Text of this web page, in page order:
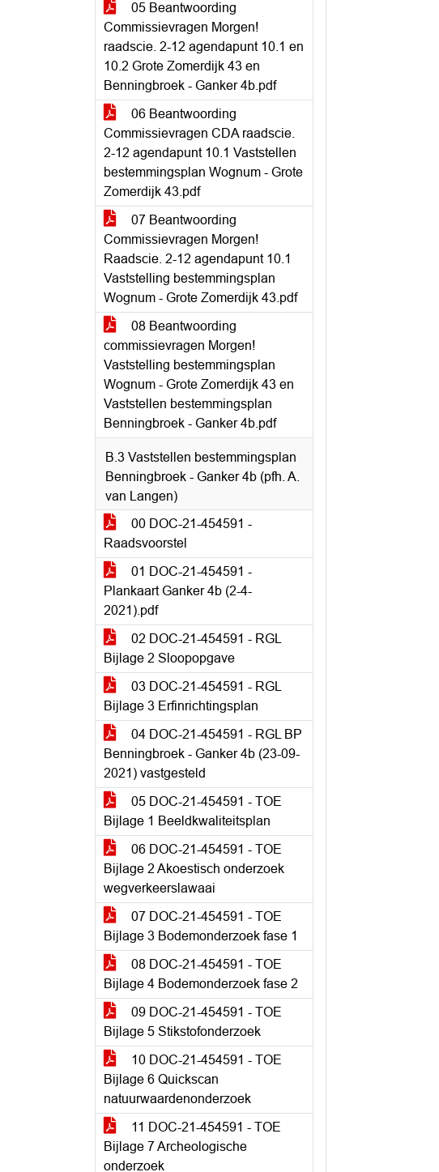
05 Beantwoording
Commissievragen Morgen!
raadscie. 2-12 agendapunt 10.1 en
10.2 Grote Zomerdijk 43 en
Benningbroek - Ganker 4b.pdf
06 Beantwoording
Commissievragen CDA raadscie.
2-12 agendapunt 10.1 Vaststellen
bestemmingsplan Wognum - Grote
Zomerdijk 43.pdf
07 Beantwoording
Commissievragen Morgen!
Raadscie. 2-12 agendapunt 10.1
Vaststelling bestemmingsplan
Wognum - Grote Zomerdijk 43.pdf
08 Beantwoording
commissievragen Morgen!
Vaststelling bestemmingsplan
Wognum - Grote Zomerdijk 43 en
Vaststellen bestemmingsplan
Benningbroek - Ganker 4b.pdf
B.3 Vaststellen bestemmingsplan
Benningbroek - Ganker 4b (pfh. A.
van Langen)
00 DOC-21-454591 -
Raadsvoorstel
01 DOC-21-454591 -
Plankaart Ganker 4b (2-4-
2021).pdf
02 DOC-21-454591 - RGL
Bijlage 2 Sloopopgave
03 DOC-21-454591 - RGL
Bijlage 3 Erfinrichtingsplan
04 DOC-21-454591 - RGL BP
Benningbroek - Ganker 4b (23-09-
2021) vastgesteld
05 DOC-21-454591 - TOE
Bijlage 1 Beeldkwaliteitsplan
06 DOC-21-454591 - TOE
Bijlage 2 Akoestisch onderzoek
wegverkeerslawaai
07 DOC-21-454591 - TOE
Bijlage 3 Bodemonderzoek fase 1
08 DOC-21-454591 - TOE
Bijlage 4 Bodemonderzoek fase 2
09 DOC-21-454591 - TOE
Bijlage 5 Stikstofonderzoek
10 DOC-21-454591 - TOE
Bijlage 6 Quickscan
natuurwaardenonderzoek
11 DOC-21-454591 - TOE
Bijlage 7 Archeologische
onderzoek